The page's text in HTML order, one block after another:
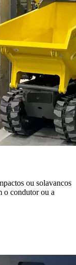
ou solavancos
o condutor ou a